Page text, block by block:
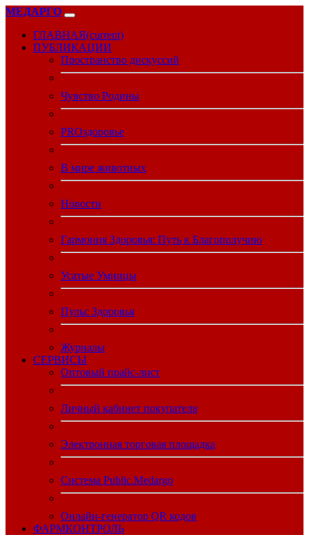
МЕДАРГО
ГЛАВНАЯ(current)
ПУБЛИКАЦИИ
Пространство дискуссий
Чувство Родины
PROздоровье
В мире животных
Новости
Гармония Здоровья: Путь к Благополучию
Усатые Умницы
Пульс Здоровья
Журналы
CЕРВИСЫ
Оптовый прайс-лист
Личный кабинет покупателя
Электронная торговая площадка
Система Public.Medargo
Онлайн-генератор QR кодов
ФАРМКОНТРОЛЬ